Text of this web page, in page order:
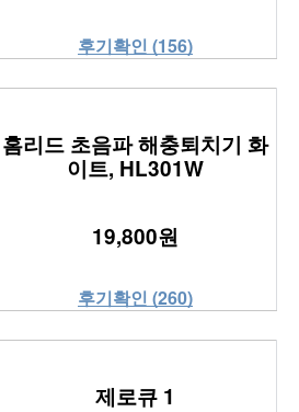
후기확인 (156)
홈리드 초음파 해충퇴치기 화
이트, HL301W
19,800원
후기확인 (260)
제로큐 1